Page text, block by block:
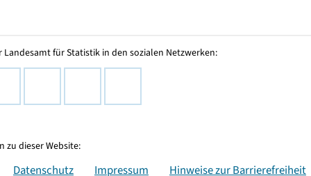
Landesamt für Statistik in den sozialen Netzwerken:
zu dieser Website:
Datenschutz Impressum Hinweise zur Barrierefreiheit